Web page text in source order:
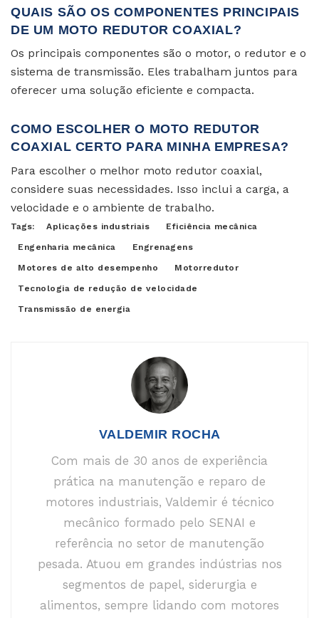
QUAIS SÃO OS COMPONENTES PRINCIPAIS
DE UM MOTO REDUTOR COAXIAL?
Os principais componentes são o motor, o redutor e o
sistema de transmissão. Eles trabalham juntos para
oferecer uma solução eficiente e compacta.
COMO ESCOLHER O MOTO REDUTOR
COAXIAL CERTO PARA MINHA EMPRESA?
Para escolher o melhor moto redutor coaxial,
considere suas necessidades. Isso inclui a carga, a
velocidade e o ambiente de trabalho.
Tags: Aplicações industriais Eficiência mecânica
Engenharia mecânica Engrenagens
Motores de alto desempenho Motorredutor
Tecnologia de redução de velocidade
Transmissão de energia
VALDEMIR ROCHA
Com mais de 30 anos de experiência
prática na manutenção e reparo de
motores industriais, Valdemir é técnico
mecânico formado pelo SENAI e
referência no setor de manutenção
pesada. Atuou em grandes indústrias nos
segmentos de papel, siderurgia e
alimentos, sempre lidando com motores